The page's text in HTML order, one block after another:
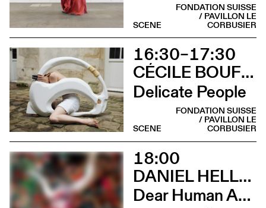
FONDATION SUISSE
/ PAVILLON LE
CORBUSIER
SCENE
16:30–17:30
CÉCILE BOUFFARD & RUTH CHILDS (SCARLETT'S)
Delicate People
FONDATION SUISSE
/ PAVILLON LE
CORBUSIER
SCENE
18:00
DANIEL HELLMANN
Dear Human Animals